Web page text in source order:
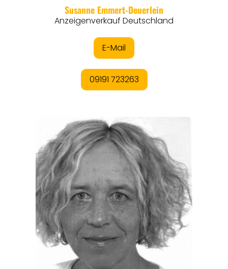
EVENTS
REISEFÜHRER
THEMEN
ANGEBOTE